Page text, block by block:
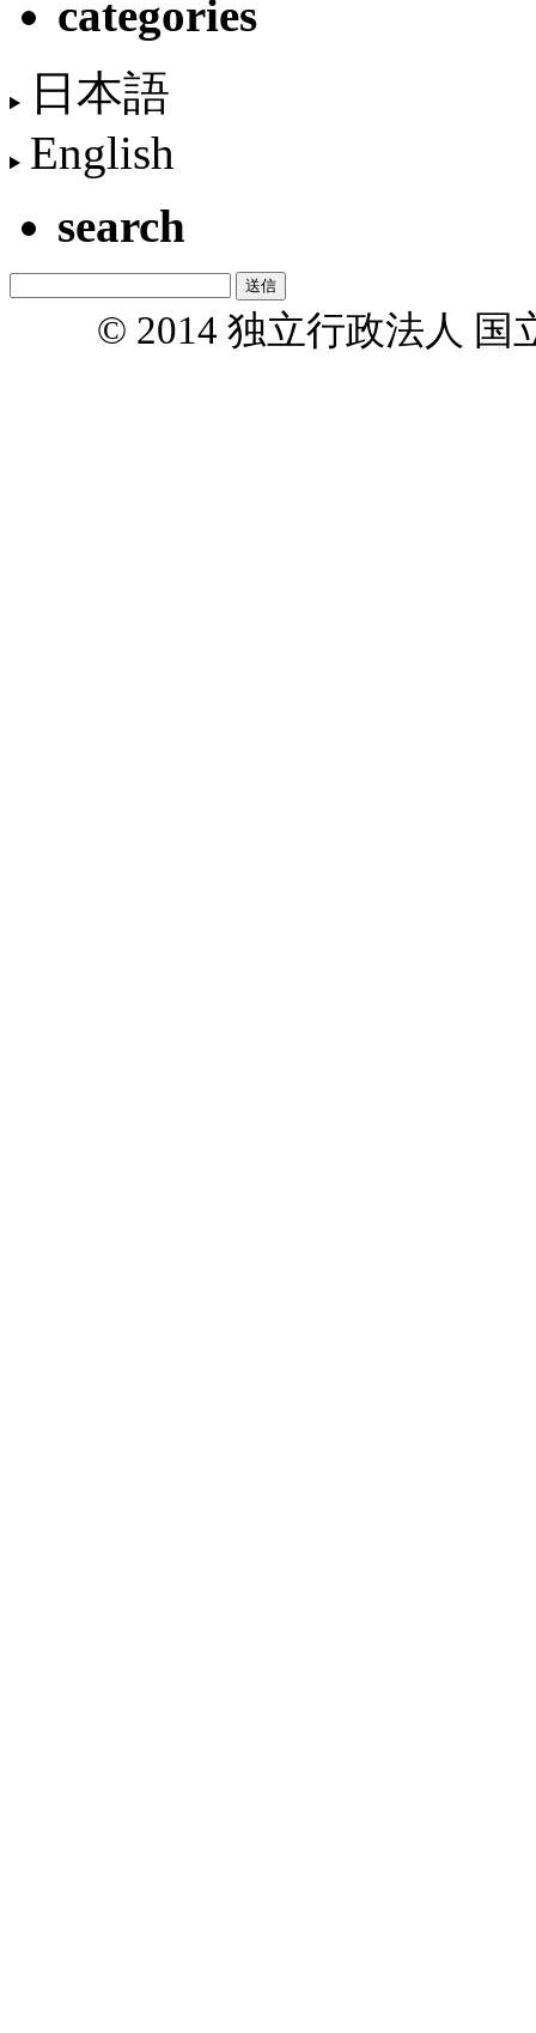
categories
日本語
English
search
© 2014 独立行政法人 国